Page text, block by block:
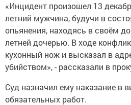
«Инцидент произошел 13
летний мужчина, будучи в
опьянения, находясь в своём
летней дочерью. В ходе
кухонный нож и высказал в
убийством», - рассказали в
Суд назначил ему наказание в
обязательных работ.